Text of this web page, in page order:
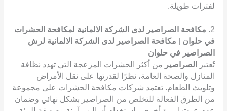
لفترات طويلة.
2. مكافحة الصراصير لدى الشركة الالمانية لمكافحة الحشرات
في حلوان
مكافحة الصراصير لدى الشركة الالمانية لرش
الصراصير في حلوان
تُعتبر
الصراصير من أكثر الحشرات المزعجة التي تهدد نظافة
المنازل والصحة العامة، نظرًا لقدرتها على نقل الأمراض
وتلويث الطعام. تعتمد شركات مكافحة الحشرات على مجموعة
من الطرق الفعالة للتخلص من الصراصير بشكل نهائي وضمان